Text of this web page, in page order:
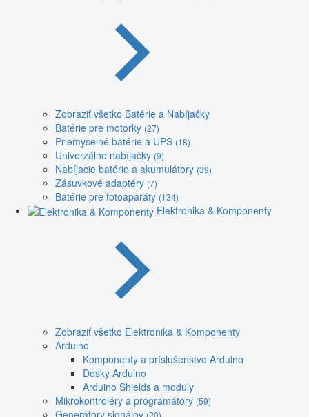
Zobraziť všetko Batérie a Nabíjačky
Batérie pre motorky (27)
Priemyselné batérie a UPS (18)
Univerzálne nabíjačky (9)
Nabíjacie batérie a akumulátory (39)
Zásuvkové adaptéry (7)
Batérie pre fotoaparáty (134)
Elektronika & Komponenty
Zobraziť všetko Elektronika & Komponenty
Arduino
Komponenty a príslušenstvo Arduino
Dosky Arduino
Arduino Shields a moduly
Mikrokontroléry a programátory (59)